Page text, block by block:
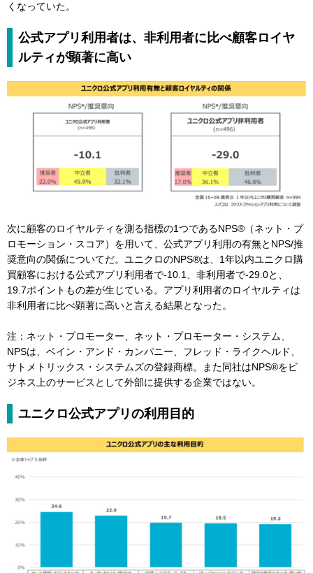
くなっていた。
公式アプリ利用者は、非利用者に比べ顧客ロイヤ
ルティが顕著に高い
次に顧客のロイヤルティを測る指標の1つであるNPS®（ネット・プ
ロモーション・スコア）を用いて、公式アプリ利用の有無とNPS/推
奨意向の関係についてだ。ユニクロのNPS®は、1年以内ユニクロ購
買顧客における公式アプリ利用者で-10.1、非利用者で-29.0と、
19.7ポイントもの差が生じている。アプリ利用者のロイヤルティは
非利用者に比べ顕著に高いと言える結果となった。
注：ネット・プロモーター、ネット・プロモーター・システム、
NPSは、ベイン・アンド・カンパニー、フレッド・ライクヘルド、
サトメトリックス・システムズの登録商標。また同社はNPS®をビ
ジネス上のサービスとして外部に提供する企業ではない。
ユニクロ公式アプリの利用目的